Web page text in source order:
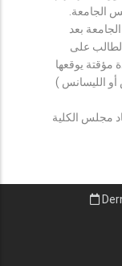
الجامعة.
بعد
على
مؤقتة يوقعها
أو الليسانس )
مجلس الكلية